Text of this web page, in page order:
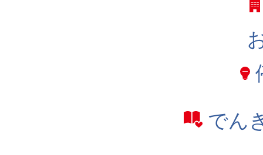
でん